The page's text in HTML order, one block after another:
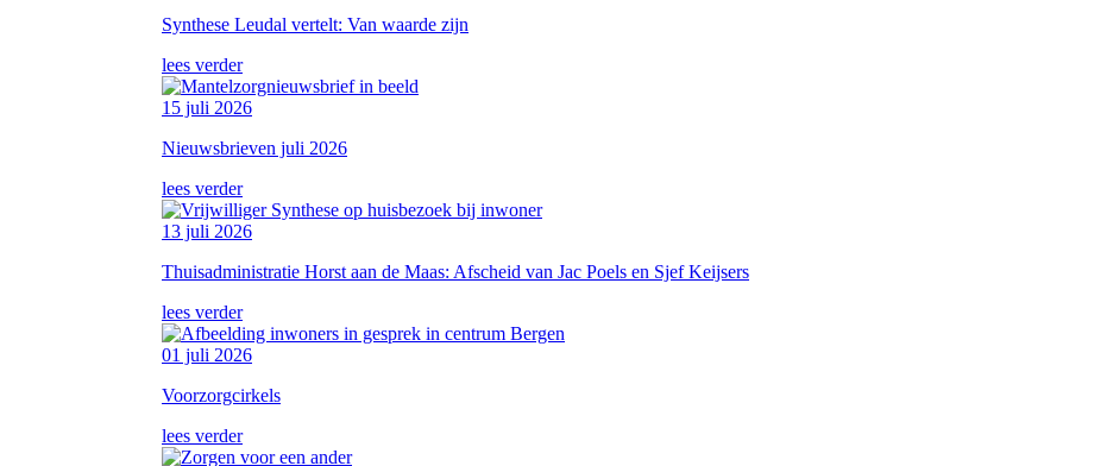
Synthese Leudal vertelt: Van waarde zijn
lees verder
15 juli 2026
Nieuwsbrieven juli 2026
lees verder
13 juli 2026
Thuisadministratie Horst aan de Maas: Afscheid van Jac Poels en Sjef Keijsers
lees verder
01 juli 2026
Voorzorgcirkels
lees verder